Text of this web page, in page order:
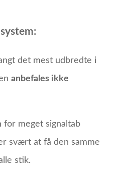
det mest udbredte i
anbefales ikke
for meget signaltab
svært at få den samme
stik.